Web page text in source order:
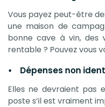
Vous payez peut-être
une maison de
bonne cave à vin, des
rentable ? Pouvez vous
• Dépenses non
Elles ne devraient pas
poste s’il est vraiment